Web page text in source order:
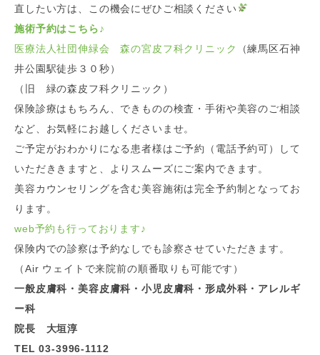
直したい方は、この機会にぜひご相談ください
施術予約はこちら♪
医療法人社団伸緑会 森の宮皮フ科クリニック
（練馬区石神
井公園駅徒歩３０秒）
（旧 緑の森皮フ科クリニック）
保険診療はもちろん、できものの検査・手術や美容のご相談
など、お気軽にお越しくださいませ。
ご予定がおわかりになる患者様はご予約（電話予約可）して
いただききますと、よりスムーズにご案内できます。
美容カウンセリングを含む美容施術は完全予約制となってお
ります。
web予約も行っております♪
保険内での診察は予約なしでも診察させていただきます。
（Air ウェイトで来院前の順番取りも可能です）
一般皮膚科・美容皮膚科・小児皮膚科・形成外科・アレルギ
ー科
院長 大垣淳
TEL 03-3996-1112